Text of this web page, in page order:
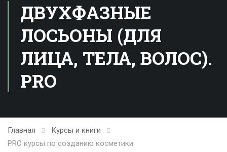
ДВУХФАЗНЫЕ
ЛОСЬОНЫ (ДЛЯ
ЛИЦА, ТЕЛА, ВОЛОС).
PRO
Главная
Курсы и книги
PRO курсы по созданию косметики